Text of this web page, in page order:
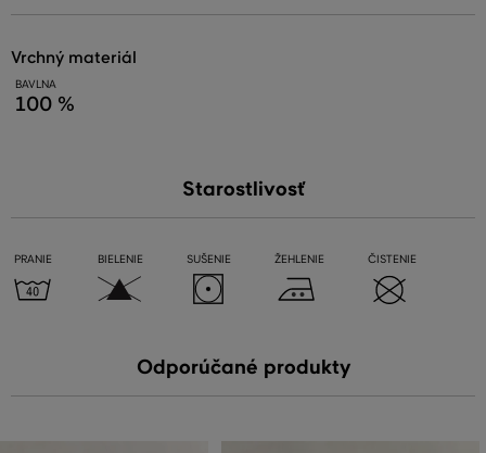
vrchný materiál
BAVLNA
100 %
Starostlivosť
PRANIE BIELENIE SUŠENIE ŽEHLENIE ČISTENIE
Odporúčané produkty